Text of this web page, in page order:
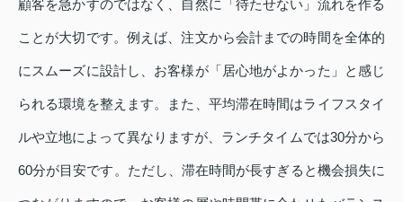
顧客を急かすのではなく、自然に「待たせない」流れを作る
ことが大切です。例えば、注文から会計までの時間を全体的
にスムーズに設計し、お客様が「居心地がよかった」と感じ
られる環境を整えます。また、平均滞在時間はライフスタイ
ルや立地によって異なりますが、ランチタイムでは30分から
60分が目安です。ただし、滞在時間が長すぎると機会損失に